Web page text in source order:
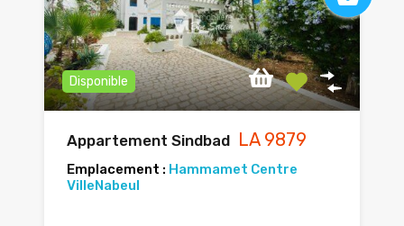
Disponible
Appartement Sindbad LA 9879
Emplacement : Hammamet Centre
VilleNabeul